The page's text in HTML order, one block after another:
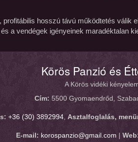
hosszú távú működtetés
a vendégek igényeinek maradéktalan
Körös Panzió és
A Körös vidéki
Cím: 5500 Gyomaendrőd,
+36 (30) 3892994, Asztalfoglalás,
E-mail: korospanzio@gmail.com